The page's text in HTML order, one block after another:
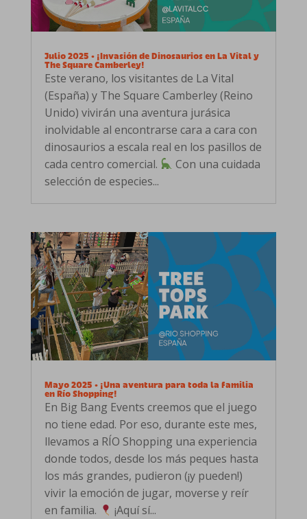
Julio 2025 • ¡Invasión de Dinosaurios en La Vital y
The Square Camberley!
Este verano, los visitantes de La Vital
(España) y The Square Camberley (Reino
Unido) vivirán una aventura jurásica
inolvidable al encontrarse cara a cara con
dinosaurios a escala real en los pasillos de
cada centro comercial.
Con una cuidada
selección de especies...
Mayo 2025 • ¡Una aventura para toda la familia
en Río Shopping!
En Big Bang Events creemos que el juego
no tiene edad. Por eso, durante este mes,
llevamos a RÍO Shopping una experiencia
donde todos, desde los más peques hasta
los más grandes, pudieron (¡y pueden!)
vivir la emoción de jugar, moverse y reír
en familia.
¡Aquí sí...